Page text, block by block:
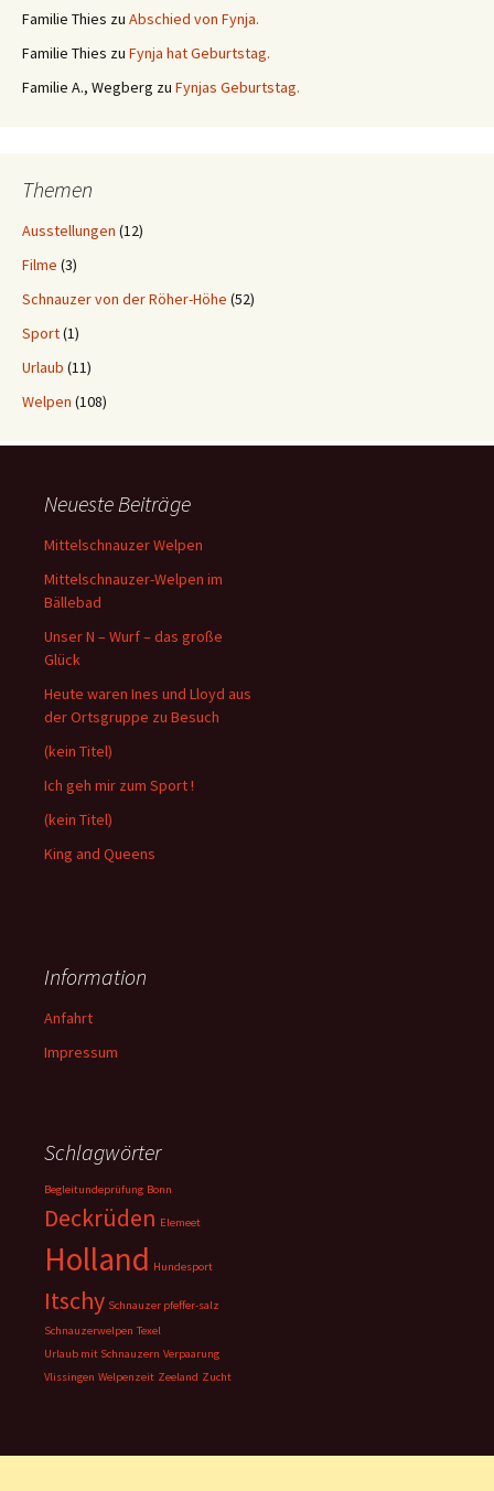
Familie Thies zu Abschied von Fynja.
Familie Thies zu Fynja hat Geburtstag.
Familie A., Wegberg zu Fynjas Geburtstag.
Themen
Ausstellungen (12)
Filme (3)
Schnauzer von der Röher-Höhe (52)
Sport(1)
Urlaub (11)
Welpen (108)
Neueste Beiträge
Mittelschnauzer Welpen
Mittelschnauzer-Welpen im
Bällebad
Unser N – Wurf – das große
Glück
Heute waren Ines und Lloyd aus
der Ortsgruppe zu Besuch
(kein Titel)
Ich geh mir zum Sport !
(kein Titel)
King and Queens
Information
Anfahrt
Impressum
Schlagwörter
Begleitundeprüfung Bonn
Deckrüden Elemeet
Holland Hundesport
Itschy Schnauzer pfeffer-salz
Schnauzerwelpen Texel
Urlaub mit Schnauzern Verpaarung
Vlissingen Welpenzeit Zeeland Zucht